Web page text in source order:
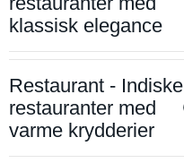
klassisk elegance
Restaurant - Indiske
restauranter med
varme krydderier